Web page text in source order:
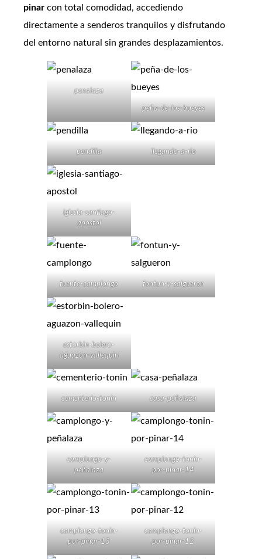
pinar con total comodidad, accediendo
directamente a senderos tranquilos y disfrutando
del entorno natural sin grandes desplazamientos.
penalaza
peña-de-los-bueyes
pendilla llegando-a-rio
iglesia-santiago-
apostol
fuente-camplongo fontun-y-salgueron
estorbin-bolero-
aguazon-vallequin
cementerio-tonin casa-peñalaza
camplongo-y-
peñalaza
camplongo-tonin-
por-pinar-14
camplongo-tonin-
por-pinar-13
camplongo-tonin-
por-pinar-12